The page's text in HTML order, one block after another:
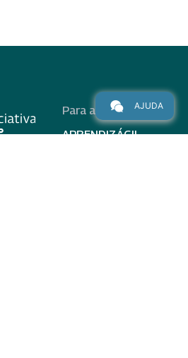
Para alunos
APRENDIZÁGIL
AJUDA